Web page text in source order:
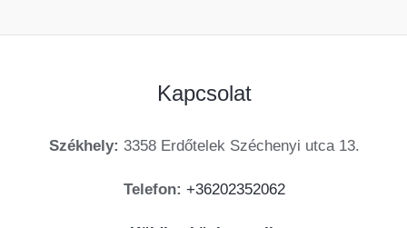
Kapcsolat
Székhely: 3358 Erdőtelek Széchenyi utca 13.
Telefon: +36202352062